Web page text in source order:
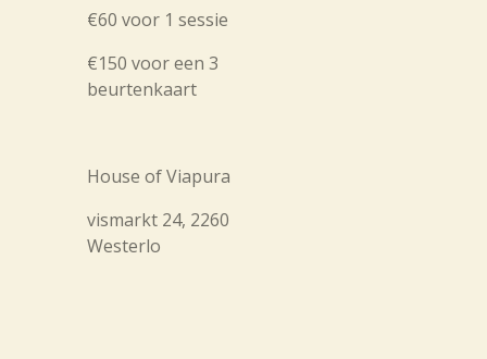
€60 voor 1 sessie
€150 voor een 3
beurtenkaart
House of Viapura
vismarkt 24, 2260
Westerlo